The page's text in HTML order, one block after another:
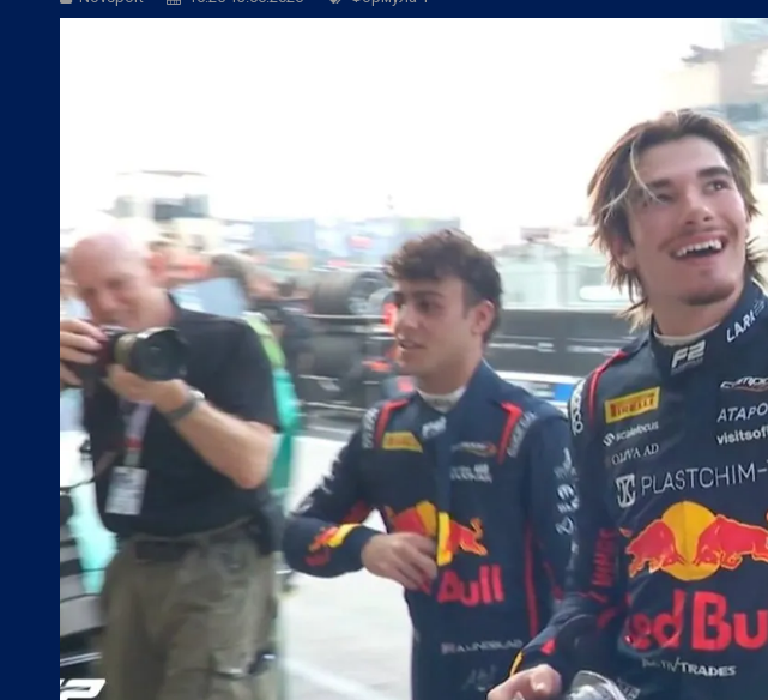
Фен Зона:Фантастичен ЦСКА 1948 изпусна Панатинайкос! (ВИДЕО)